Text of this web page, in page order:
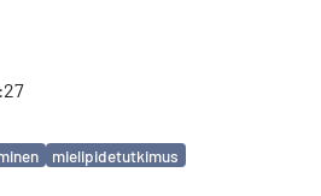
mielipidetutkimus